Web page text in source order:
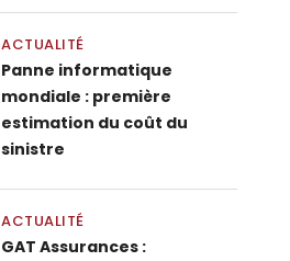
ACTUALITÉ
Panne informatique
mondiale : première
estimation du coût du
sinistre
ACTUALITÉ
GAT Assurances :